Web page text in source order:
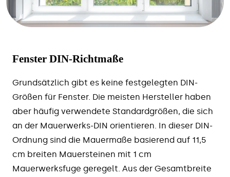
Fenster DIN-Richtmaße
Grundsätzlich gibt es keine festgelegten DIN-
Größen für Fenster. Die meisten Hersteller haben
aber häufig verwendete Standardgrößen, die sich
an der Mauerwerks-DIN orientieren. In dieser DIN-
Ordnung sind die Mauermaße basierend auf 11,5
cm breiten Mauersteinen mit 1 cm
Mauerwerksfuge geregelt. Aus der Gesamtbreite